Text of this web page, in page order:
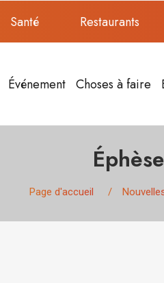
Santé Restaurants
Événement Choses à faire
Éphèse
Page d'accueil